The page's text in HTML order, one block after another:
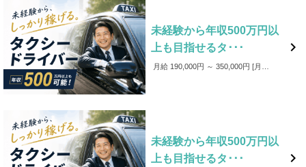
未経験から年収500万円以
上も目指せるタ･･･
月給 190,000円 ～ 350,000円 月給19万～35万円以上可（基本給＋諸手当＋歩合給） ※営業成績・勤務実績による。 ※入社12ヶ月間は保障給あり（10,000円/月） 【モデル年収】 40歳代 年収約620万円 （平均月収47.0万円 ＋ 賞与2回 57.8万円） 40歳代 年収約560万円 （平均月収 41.9万円 ＋ 賞与2回 55.2万円） 50歳代 年収 約500万円 （平均月収 37.6万円 ＋ 賞与2回 55.2万円）

未経験から年収500万円以
上も目指せるタ･･･
